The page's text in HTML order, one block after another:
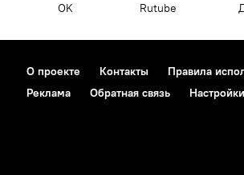
OK Rutube
О проекте Контакты Правила
Реклама
Обратная связь